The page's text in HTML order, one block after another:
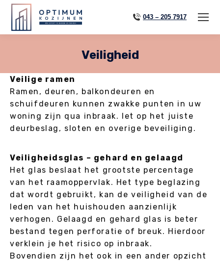
043 – 205 7917
Veiligheid
Veilige ramen
Ramen, deuren, balkondeuren en
schuifdeuren kunnen zwakke punten in uw
woning zijn qua inbraak. let op het juiste
deurbeslag, sloten en overige beveiliging.
Veiligheidsglas – gehard en gelaagd
Het glas beslaat het grootste percentage
van het raamoppervlak. Het type beglazing
dat wordt gebruikt, kan de veiligheid van de
leden van het huishouden aanzienlijk
verhogen. Gelaagd en gehard glas is beter
bestand tegen perforatie of breuk. Hierdoor
verklein je het risico op inbraak.
Bovendien zijn het ook in een ander opzicht